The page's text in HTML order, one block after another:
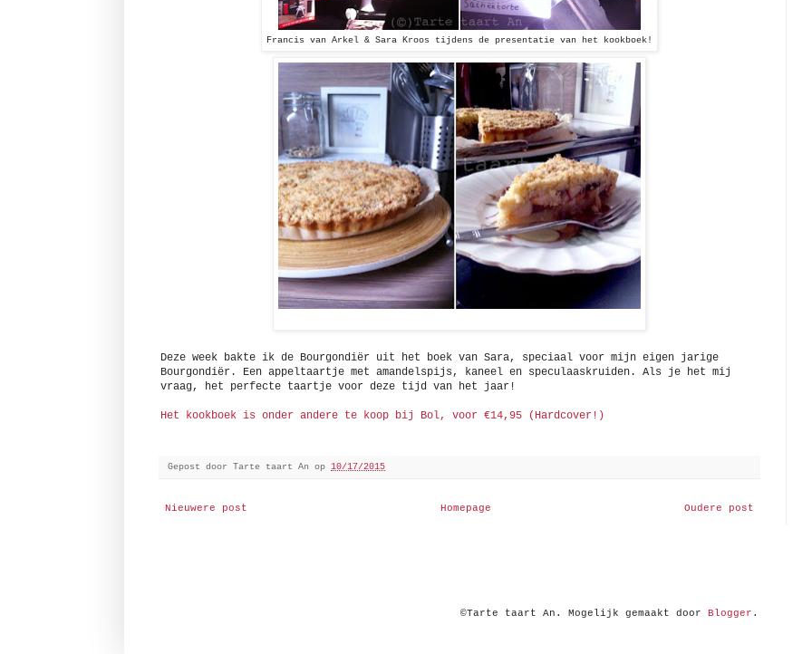
Francis van Arkel & Sara Kroos tijdens de presentatie van het kookboek!
Deze week bakte ik de Bourgondiër uit het boek van Sara, speciaal voor mijn eigen jarige
Bourgondiër. Een appeltaartje met amandelspijs, kaneel en speculaaskruiden. Als je het mij
vraag, het perfecte taartje voor deze tijd van het jaar!
Het kookboek is onder andere te koop bij Bol, voor €14,95 (Hardcover!)
Gepost door Tarte taart An op 10/17/2015
Nieuwere post Oudere post
Homepage
©Tarte taart An. Mogelijk gemaakt door Blogger .